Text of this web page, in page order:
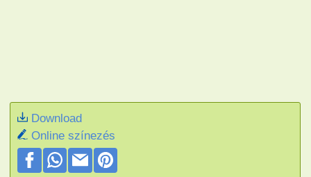
Download
Online színezés